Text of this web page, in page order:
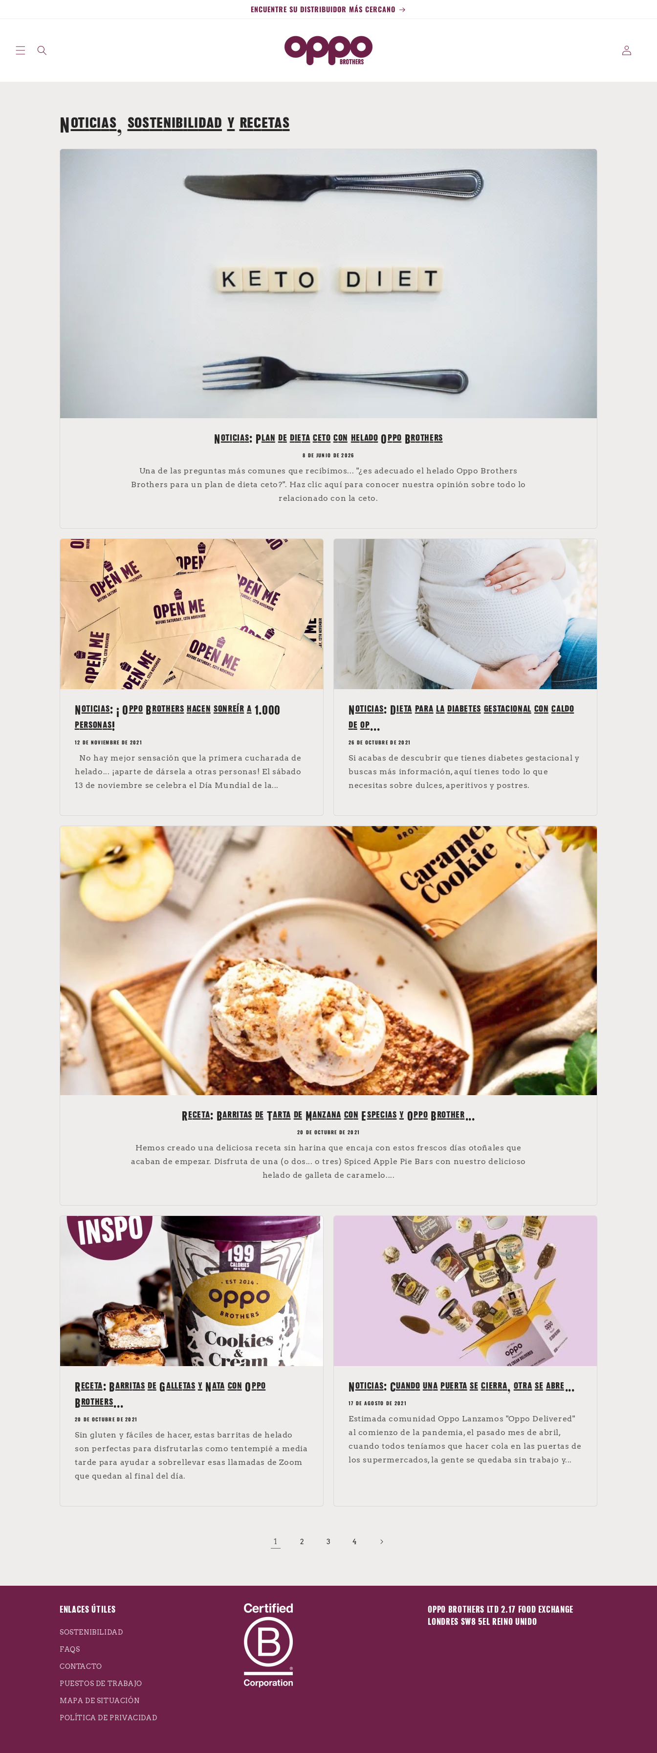
ENCUENTRE SU DISTRIBUIDOR MÁS CERCANO
Conectarse
Noticias, sostenibilidad y recetas
Noticias: Plan de dieta ceto con helado Oppo Brothers
8 DE JUNIO DE 2026
Una de las preguntas más comunes que recibimos... "¿es adecuado el helado Oppo Brothers
Brothers para un plan de dieta ceto?". Haz clic aquí para conocer nuestra opinión sobre todo lo
relacionado con la ceto.
Noticias: ¡ Oppo Brothers hacen sonreír a 1.000
personas!
12 DE NOVIEMBRE DE 2021
No hay mejor sensación que la primera cucharada de
helado... ¡aparte de dársela a otras personas! El sábado
13 de noviembre se celebra el Día Mundial de la...
Noticias: Dieta para la diabetes gestacional con caldo
de op...
26 DE OCTUBRE DE 2021
Si acabas de descubrir que tienes diabetes gestacional y
buscas más información, aquí tienes todo lo que
necesitas sobre dulces, aperitivos y postres.
Receta: Barritas de Tarta de Manzana con Especias y Oppo Brother...
20 DE OCTUBRE DE 2021
Hemos creado una deliciosa receta sin harina que encaja con estos frescos días otoñales que
acaban de empezar. Disfruta de una (o dos... o tres) Spiced Apple Pie Bars con nuestro delicioso
helado de galleta de caramelo....
Receta: Barritas de Galletas y Nata con Oppo
Brothers...
20 DE OCTUBRE DE 2021
Sin gluten y fáciles de hacer, estas barritas de helado
son perfectas para disfrutarlas como tentempié a media
tarde para ayudar a sobrellevar esas llamadas de Zoom
que quedan al final del día.
Noticias: Cuando una puerta se cierra, otra se abre...
17 DE AGOSTO DE 2021
Estimada comunidad Oppo Lanzamos "Oppo Delivered"
al comienzo de la pandemia, el pasado mes de abril,
cuando todos teníamos que hacer cola en las puertas de
los supermercados, la gente se quedaba sin trabajo y...
1 2 3 4
ENLACES ÚTILES
SOSTENIBILIDAD
FAQS
CONTACTO
PUESTOS DE TRABAJO
MAPA DE SITUACIÓN
POLÍTICA DE PRIVACIDAD
OPPO BROTHERS LTD 2.17 FOOD EXCHANGE
LONDRES SW8 5EL REINO UNIDO